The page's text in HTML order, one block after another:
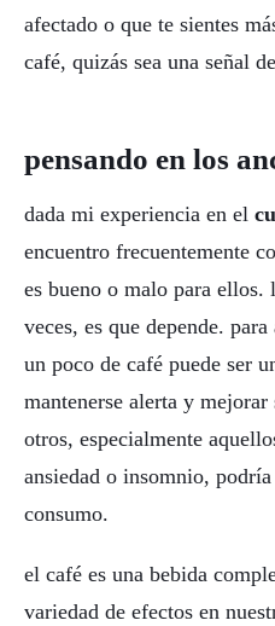
afectado o que te sientes
café, quizás sea una señal
pensando en los
dada mi experiencia en el
encuentro frecuentemente
es bueno o malo para ellos.
veces, es que depende.
un poco de café puede ser
mantenerse alerta y mejorar
otros, especialmente
ansiedad o insomnio,
consumo.
el café es una bebida
variedad de efectos en